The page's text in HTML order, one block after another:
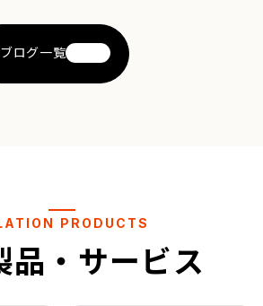
ブログ一覧
PRODUCTS
品・サービス